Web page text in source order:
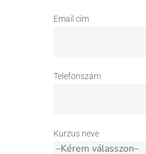
Email cím
Telefonszám
Kurzus neve